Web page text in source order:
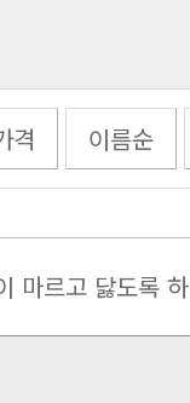
격 이름순
마르고 닳도록